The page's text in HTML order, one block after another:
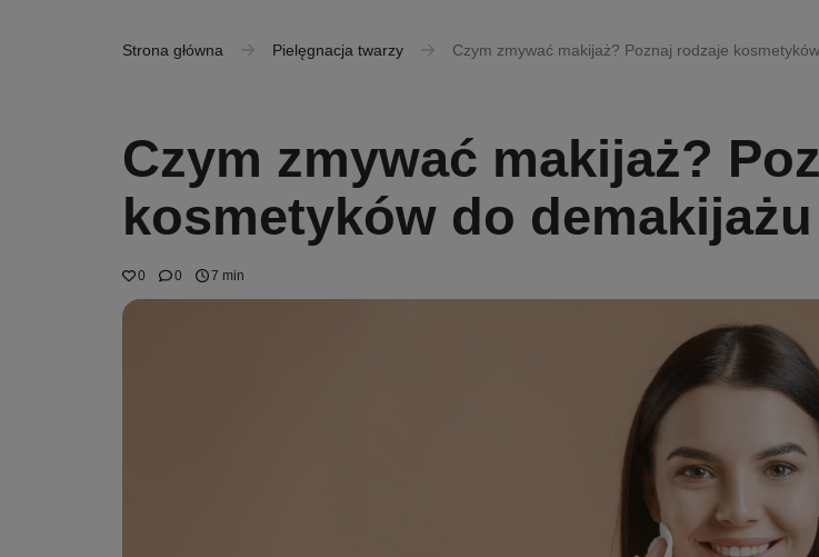
Strona główna Pielęgnacja twarzy Czym zmywać makijaż? Poznaj rodzaje
Czym zmywać makijaż?
kosmetyków do demakijażu
0 0 7 min